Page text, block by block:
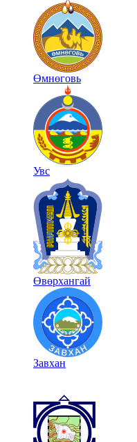
Өмнөговь
Увс
Өвөрхангай
Завхан